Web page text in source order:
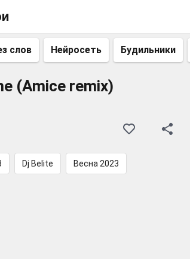
слов Нейросеть Будильники
(Amice remix)
Dj Belite Весна 2023